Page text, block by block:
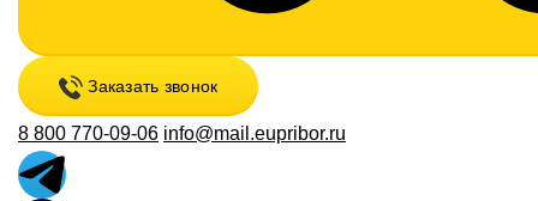
Заказать звонок
8 800 770-09-06 info@mail.eupribor.ru